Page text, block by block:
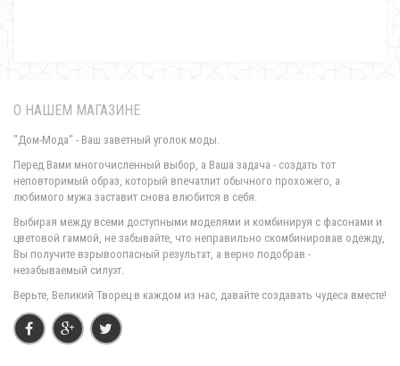
750.00грн.
О НАШЕМ МАГАЗИНЕ
"Дом-Мода" - Ваш заветный уголок моды.
Перед Вами многочисленный выбор, а Ваша задача - создать тот
неповторимый образ, который впечатлит обычного прохожего, а
любимого мужа заставит снова влюбится в себя.
Выбирая между всеми доступными моделями и комбинируя с фасонами и
цветовой гаммой, не забывайте, что неправильно скомбинировав одежду,
Вы получите взрывоопасный результат, а верно подобрав -
незабываемый силуэт.
Верьте, Великий Творец в каждом из нас, давайте создавать чудеса вместе!